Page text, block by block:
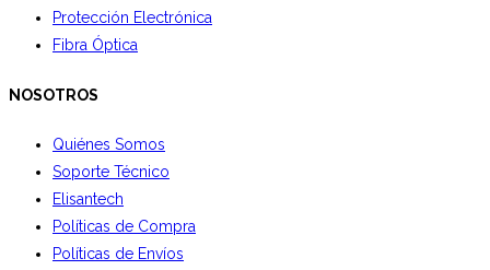
Protección Electrónica
Fibra Óptica
NOSOTROS
Quiénes Somos
Soporte Técnico
Elisantech
Políticas de Compra
Políticas de Envíos